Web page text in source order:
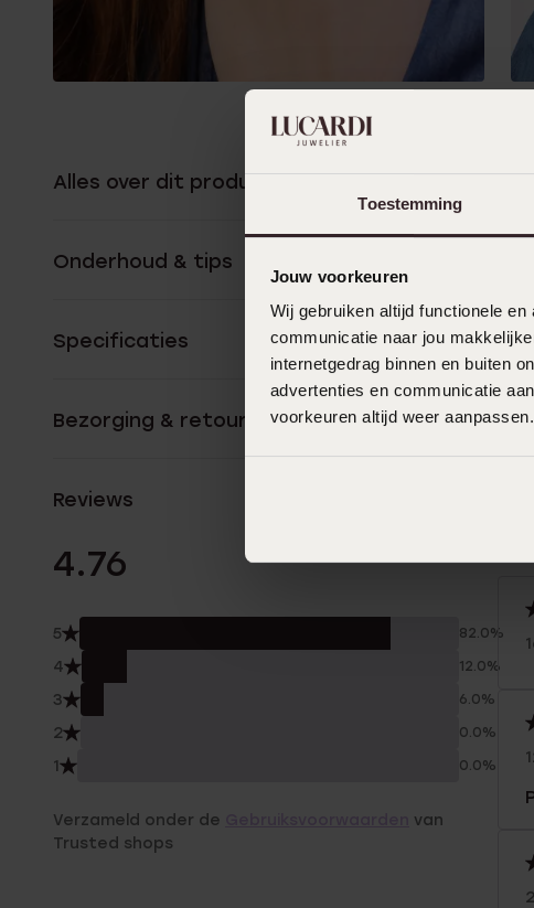
Toestemming
Jouw voorkeuren
Wij gebruiken altijd functionele
communicatie naar jou
internetgedrag binnen en buiten
advertenties en communicatie
voorkeuren altijd weer
Alles over dit product
Onderhoud & tips
Specificaties
Bezorging & retourneren
Reviews
4.76
5 82.0%
4 12.0%
3 6.0%
2 0.0%
1 0.0%
Verzameld onder de
van
Trusted shops